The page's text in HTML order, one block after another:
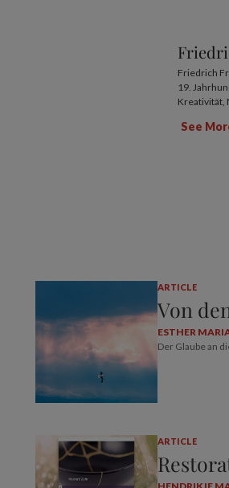
Friedrich
19.
Kreativität,
See
ARTICLE
Von
ESTHER
Der Glaube an
ARTICLE